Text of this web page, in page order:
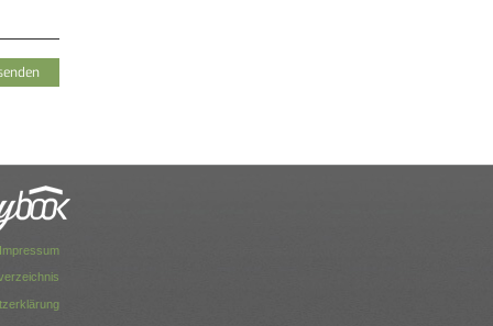
Impressum